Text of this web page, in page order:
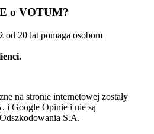
o VOTUM?
od 20 lat pomaga osobom
na stronie internetowej zostały
i Google Opinie i nie są
S.A.